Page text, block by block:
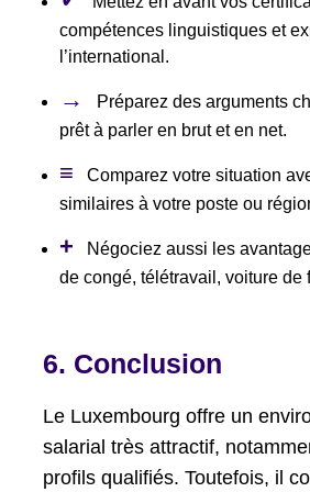
compétences linguistiques et
l’international.
→
Préparez des arguments
prêt à parler en brut et en net.
≡
Comparez votre situation
similaires à votre poste ou
+
Négociez aussi les
de congé, télétravail, voiture de
6. Conclusion
Le Luxembourg offre un
salarial très attractif,
profils qualifiés. Toutefois, il